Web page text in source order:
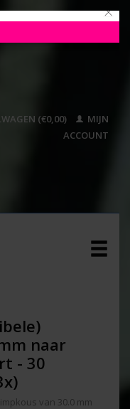
×
(€0,00)
MIJN
ACCOUNT
naar
- 30
van 30.0 mm